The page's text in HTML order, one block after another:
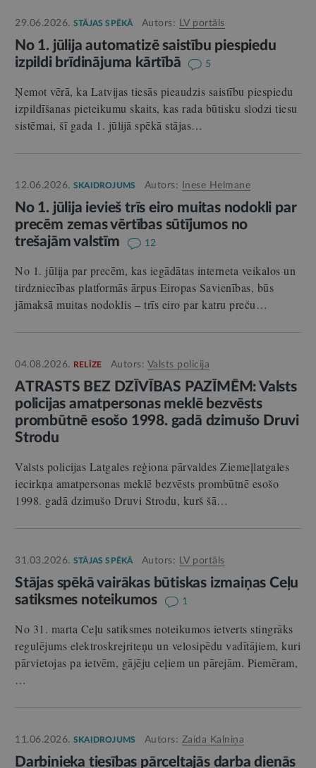
29.06.2026. STĀJAS SPĒKĀ Autors: LV portāls
No 1. jūlija automatizē saistību piespiedu
izpildi brīdinājuma kārtībā
5
Ņemot vērā, ka Latvijas tiesās pieaudzis saistību piespiedu
izpildīšanas pieteikumu skaits, kas rada būtisku slodzi tiesu
sistēmai, šī gada 1. jūlijā spēkā stājas…
12.06.2026. SKAIDROJUMS Autors: Inese Helmane
No 1. jūlija ievieš trīs eiro muitas nodokli par
precēm zemas vērtības sūtījumos no
trešajām valstīm
12
No 1. jūlija par precēm, kas iegādātas interneta veikalos un
tirdzniecības platformās ārpus Eiropas Savienības, būs
jāmaksā muitas nodoklis – trīs eiro par katru preču…
04.08.2026. RELĪZE Autors: Valsts policija
ATRASTS BEZ DZĪVĪBAS PAZĪMĒM: Valsts
policijas amatpersonas meklē bezvēsts
prombūtnē esošo 1998. gadā dzimušo Druvi
Strodu
Valsts policijas Latgales reģiona pārvaldes Ziemeļlatgales
iecirkņa amatpersonas meklē bezvēsts prombūtnē esošo
1998. gadā dzimušo Druvi Strodu, kurš šā…
31.03.2026. STĀJAS SPĒKĀ Autors: LV portāls
Stājas spēkā vairākas būtiskas izmaiņas Ceļu
satiksmes noteikumos
1
No 31. marta Ceļu satiksmes noteikumos ietverts stingrāks
regulējums elektroskrejriteņu un velosipēdu vadītājiem, kuri
pārvietojas pa ietvēm, gājēju ceļiem un pārejām. Piemēram,
…
11.06.2026. SKAIDROJUMS Autors: Zaida Kalniņa
Darbinieka tiesības pārceltajās darba dienās